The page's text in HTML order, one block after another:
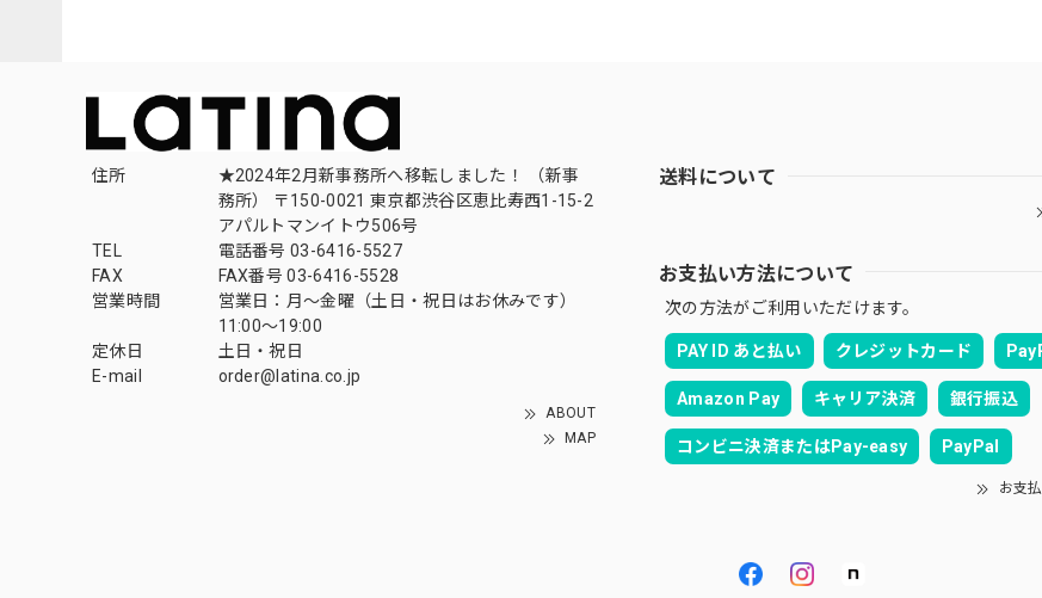
住所
★2024年2月新事務所へ移転しました！ （新事
務所） 〒150-0021 東京都渋谷区恵比寿西1-15-2
アパルトマンイトウ506号
TEL
電話番号 03-6416-5527
FAX
FAX番号 03-6416-5528
営業時間
営業日：月〜金曜（土日・祝日はお休みです）
11:00〜19:00
定休日
土日・祝日
E-mail
order@latina.co.jp
ABOUT
MAP
送料について
お支払い方法について
次の方法がご利用いただけます。
PAY ID あと払い クレジットカード
Amazon Pay キャリア決済 銀行振込
コンビニ決済またはPay-easy PayPal
お支